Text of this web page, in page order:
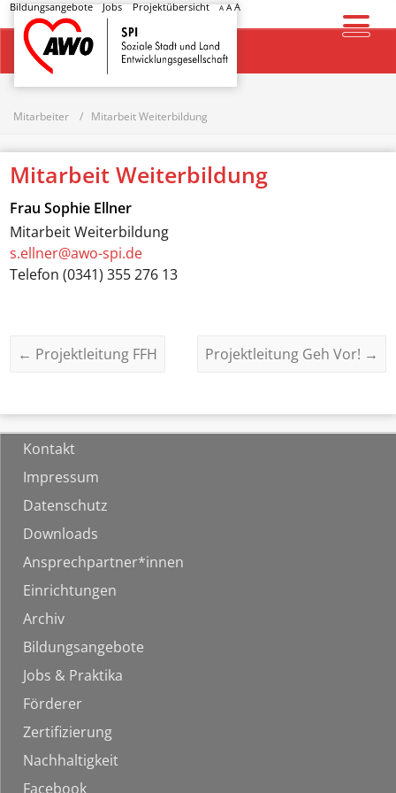
Bildungsangebote Jobs Projektübersicht A AA
Startseite
Mitarbeiter Mitarbeit Weiterbildung
Mitarbeit Weiterbildung
Frau Sophie Ellner
Mitarbeit Weiterbildung
s.ellner@awo-spi.de
Telefon(0341) 355 276 13
← Projektleitung FFH Projektleitung Geh Vor! →
Kontakt
Impressum
Datenschutz
Downloads
Ansprechpartner*innen
Einrichtungen
Archiv
Bildungsangebote
Jobs & Praktika
Förderer
Zertifizierung
Nachhaltigkeit
Facebook